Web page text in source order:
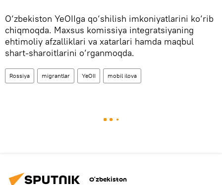
O‘zbekiston YeOIIga qo‘shilish imkoniyatlarini ko‘rib
chiqmoqda. Maxsus komissiya integratsiyaning
ehtimoliy afzalliklari va xatarlari hamda maqbul
shart-sharoitlarini o‘rganmoqda.
Rossiya migrantlar YeOII mobil ilova
O‘zbekiston